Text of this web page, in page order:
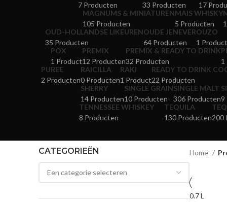
7 Producten
33 Producten
17
MAGNUMS & MINIATUREN
105 Producten
MAIS WHISKY
5 Producten
OUD-HOLLANDSE LIKEUREN
35 Producten
OUDE JENEVER
64 Producten
OUZO
1 Product
POX
1 Product
PREMIX
12 Producten
PREMIX & READY TO DRINK
32 Producten
1
PUREE
2 Producten
RAICILLA
0 Producten
RAKI
1 Product
READY TO DRINK
22 Producten
SHERRY
14 Producten
SINGLE GRAIN
10 Producten
SINGLE MALT
306 Producten9
TENNESSEE WHISKEY
8 Producten
TEQUILA
130 Producten200
CATEGORIEËN Home
0.7 L